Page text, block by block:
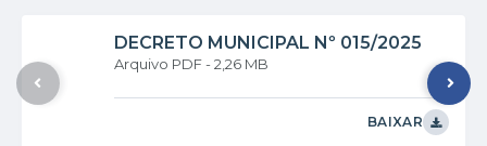
DECRETO MUNICIPAL Nº 015/2025
PDF 2,26 MB
BAIXAR